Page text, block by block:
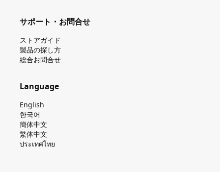
サポート・お問合せ
ストアガイド
製品の探し⽅
総合お問合せ
Language
English
한국어
簡体中文
繁体中文
ประเทศไทย